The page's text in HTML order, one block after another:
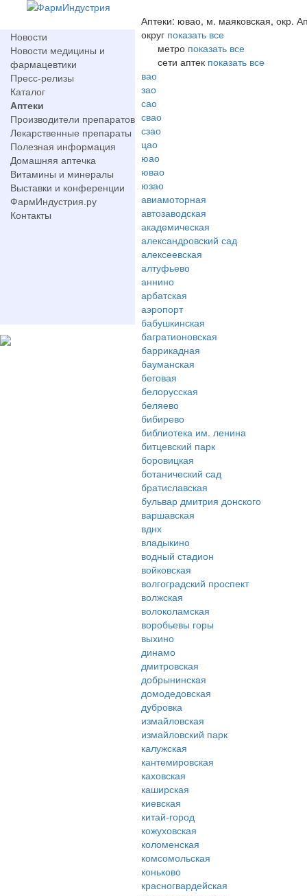
Новости
Новости медицины и
фармацевтики
Пресс-релизы
Каталог
Аптеки
Производители препаратов
Лекарственные препараты
Полезная информация
Домашняя аптечка
Витамины и минералы
Выставки и конференции
ФармИндустрия.ру
Контакты
Аптеки: ювао, м. маяковская, окр.
округ показать все
метро показать все
сети аптек показать все
вао
зао
сао
свао
сзао
цао
юао
ювао
юзао
авиамоторная
автозаводская
академическая
александровский сад
алексеевская
алтуфьево
аннино
арбатская
аэропорт
бабушкинская
багратионовская
баррикадная
бауманская
беговая
белорусская
беляево
бибирево
библиотека им. ленина
битцевский парк
боровицкая
ботанический сад
братиславская
бульвар дмитрия донского
варшавская
вднх
владыкино
водный стадион
войковская
волгоградский проспект
волжская
волоколамская
воробьевы горы
выхино
динамо
дмитровская
добрынинская
домодедовская
дубровка
измайловская
измайловский парк
калужская
кантемировская
каховская
каширская
киевская
китай-город
кожуховская
коломенская
комсомольская
коньково
красногвардейская